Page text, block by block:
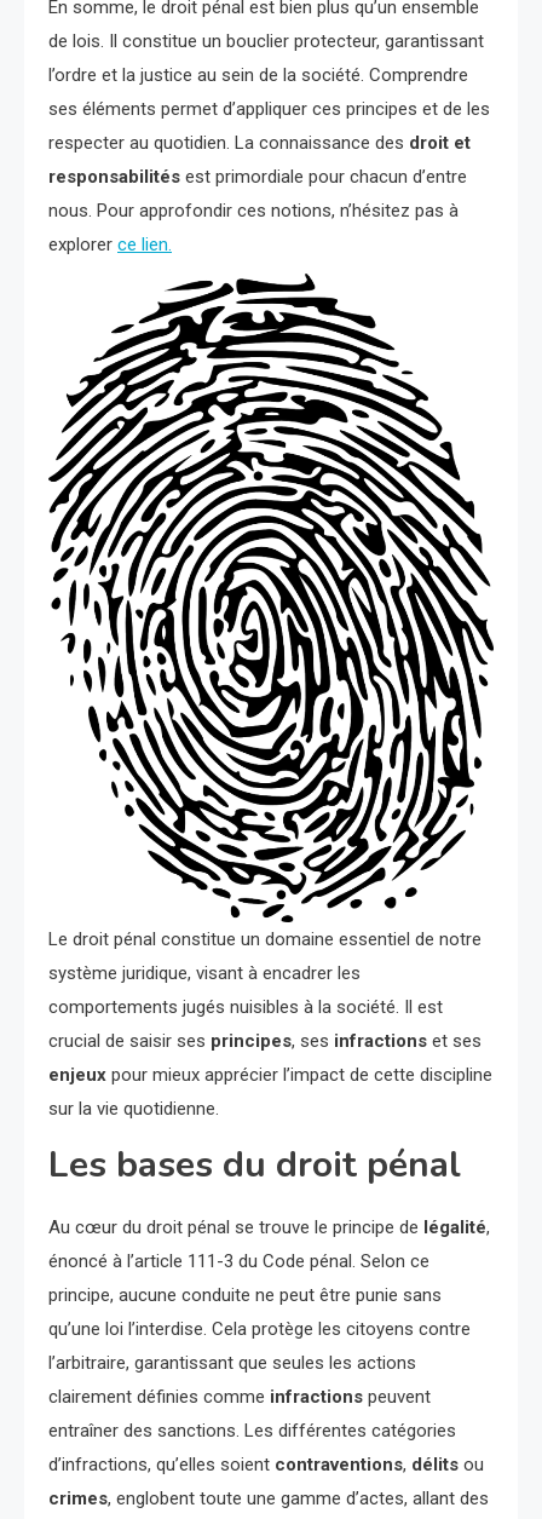
En somme, le droit pénal est bien plus qu’un ensemble
de lois. Il constitue un bouclier protecteur, garantissant
l’ordre et la justice au sein de la société. Comprendre
ses éléments permet d’appliquer ces principes et de les
respecter au quotidien. La connaissance des droit et
responsabilités est primordiale pour chacun d’entre
nous. Pour approfondir ces notions, n’hésitez pas à
explorer ce lien.
Le droit pénal constitue un domaine essentiel de notre
système juridique, visant à encadrer les
comportements jugés nuisibles à la société. Il est
crucial de saisir ses principes, ses infractions et ses
enjeux pour mieux apprécier l’impact de cette discipline
sur la vie quotidienne.
Les bases du droit pénal
Au cœur du droit pénal se trouve le principe de légalité,
énoncé à l’article 111-3 du Code pénal. Selon ce
principe, aucune conduite ne peut être punie sans
qu’une loi l’interdise. Cela protège les citoyens contre
l’arbitraire, garantissant que seules les actions
clairement définies comme infractions peuvent
entraîner des sanctions. Les différentes catégories
d’infractions, qu’elles soient contraventions, délits ou
crimes, englobent toute une gamme d’actes, allant des